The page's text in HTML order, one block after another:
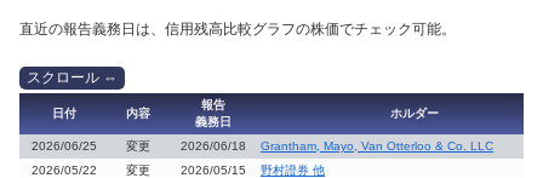
直近の報告義務日は、信用残高比較グラフの株価でチェック可能。
日付 内容
報告
義務日
ホルダー
2026/06/25 変更 2026/06/18
Grantham, Mayo, Van Otterloo & Co. LLC
2026/05/22
変更 2026/05/15
野村證券 他